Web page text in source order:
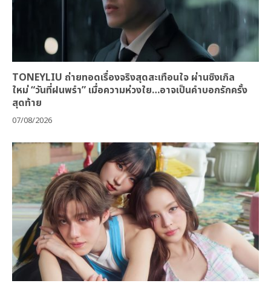
TONEYLIU ถ่ายทอดเรื่องจริงสุดสะเทือนใจ ผ่านซิงเกิล
ใหม่ “วันที่ฝนพรำ” เมื่อความห่วงใย…อาจเป็นคำบอกรักครั้ง
สุดท้าย
07/08/2026